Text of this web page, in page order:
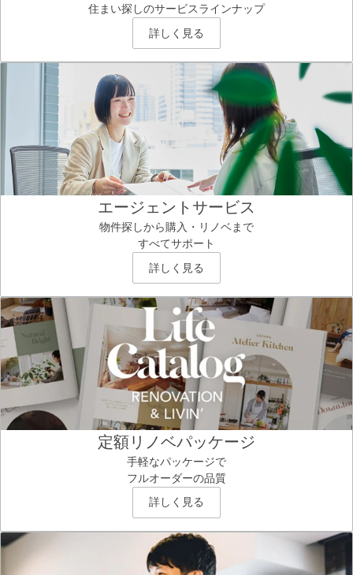
住まい探しのサービスラインナップ
詳しく見る
エージェントサービス
物件探しから購入・リノベまで
すべてサポート
詳しく見る
定額リノベパッケージ
手軽なパッケージで
フルオーダーの品質
詳しく見る